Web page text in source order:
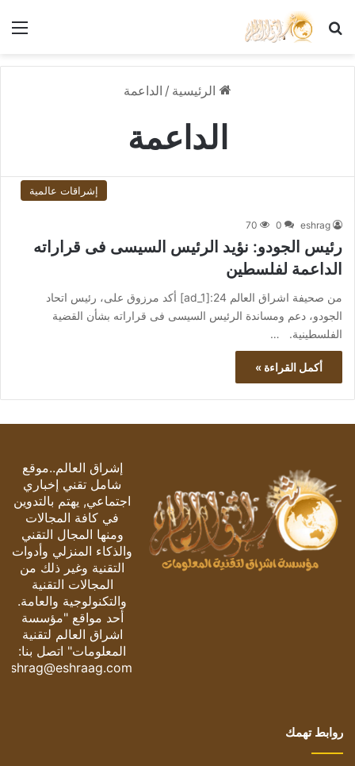
بحث عن
الرئيسية / الداعمة
الداعمة
إشراقات عالمية
eshrag
0
70
رئيس الجودو: نؤيد الرئيس السيسى فى قراراته
الداعمة لفلسطين
من صحيفة اشراق العالم 24:[ad_1] أكد مرزوق على، رئيس اتحاد
الجودو، دعم ومساندة الرئيس السيسى فى قراراته بشأن القضية
الفلسطينية. …
أكمل القراءة »
إشراق العالم..موقع
شامل تقني إخباري
اجتماعي, يهتم بالتدوين
في كافة المجالات
ومنها المجال التقني
والذكاء المنزلي وأدوات
التقنية وغير ذلك من
المجالات التقنية
والتكنولوجية والعامة.
أحد مواقع "مؤسسة
اشراق العالم لتقنية
المعلومات" اتصل بنا:
eshrag@eshraag.com
روابط تهمك